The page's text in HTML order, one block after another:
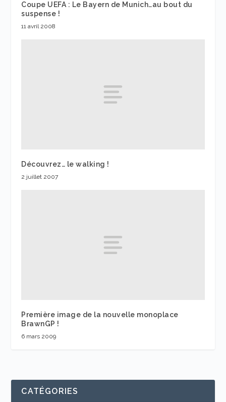
Coupe UEFA : Le Bayern de Munich…au bout du
suspense !
11 avril 2008
Découvrez… le walking !
2 juillet 2007
Première image de la nouvelle monoplace
BrawnGP !
6 mars 2009
CATÉGORIES